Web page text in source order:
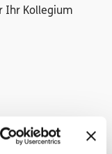
Ihr Kollegium